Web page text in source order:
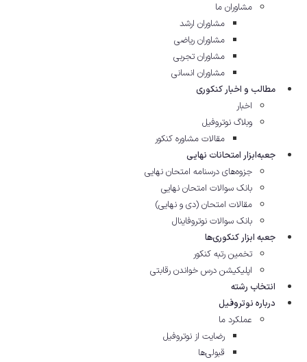
مشاوران ما
مشاوران ارشد
مشاوران ریاضی
مشاوران تجربی
مشاوران انسانی
مطالب و اخبار کنکوری
اخبار
وبلاگ نوتروفیل
مقالات مشاوره‌ کنکور
جعبه‌ابزار امتحانات نهایی
جزوه‌های درسنامه امتحان نهایی
بانک سوالات امتحان نهایی
مقالات امتحان (دی و نهایی)
بانک سوالات نوتروفاینال
جعبه ابزار کنکوری‌ها
تخمین رتبه کنکور
اپلیکیشن درس خواندن رقابتی
انتخاب رشته
درباره نوتروفیل
عملکرد ما
رضایت از نوتروفیل
قبولی‌ها